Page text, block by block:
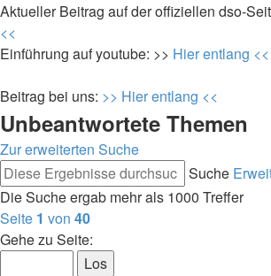
Aktueller Beitrag auf der offiziellen dso-
<<
Einführung auf youtube: >> Hier entlang <<
Beitrag bei uns: >> Hier entlang <<
Unbeantwortete Themen
Zur erweiterten Suche
Suche
Die Suche ergab mehr als 1000 Treffer
Seite 1 von 40
Gehe zu Seite: